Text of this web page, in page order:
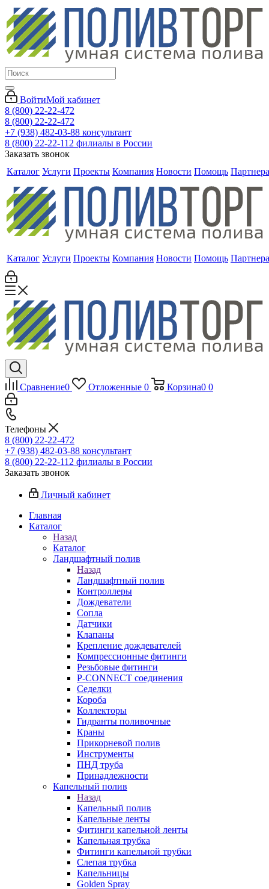
ВойтиМой кабинет
8 (800) 22-22-472
8 (800) 22-22-472
+7 (938) 482-03-88 консультант
8 (800) 22-22-112 филиалы в России
Заказать звонок
Каталог Услуги Проекты Компания Новости Помощь
Каталог Услуги Проекты Компания Новости Помощь
Сравнение0 Отложенные 0 Корзина0 0
Телефоны
8 (800) 22-22-472
+7 (938) 482-03-88 консультант
8 (800) 22-22-112 филиалы в России
Заказать звонок
Личный кабинет
Главная
Каталог
Назад
Каталог
Ландшафтный полив
Назад
Ландшафтный полив
Контроллеры
Дождеватели
Сопла
Датчики
Клапаны
Крепление дождевателей
Компрессионные фитинги
Резьбовые фитинги
P-CONNECT соединения
Седелки
Короба
Коллекторы
Гидранты поливочные
Краны
Прикорневой полив
Инструменты
ПНД труба
Принадлежности
Капельный полив
Назад
Капельный полив
Капельные ленты
Фитинги капельной ленты
Капельная трубка
Фитинги капельной трубки
Слепая трубка
Капельницы
Golden Spray